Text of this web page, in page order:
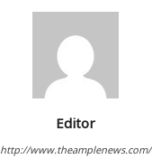
Editor
http://www.theamplenews.com/